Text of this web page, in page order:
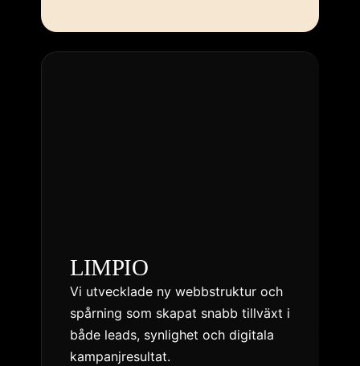
LIMPIO
Vi utvecklade ny webbstruktur och
spårning som skapat snabb tillväxt i
både leads, synlighet och digitala
kampanjresultat.